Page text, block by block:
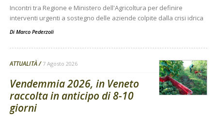
Incontri tra Regione e Ministero dell'Agricoltura per definire
interventi urgenti a sostegno delle aziende colpite dalla crisi idrica
Di Marco Pederzoli
ATTUALITÀ 7 Agosto 2026
Vendemmia 2026, in Veneto
raccolta in anticipo di 8-10
giorni